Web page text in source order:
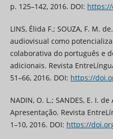
p. 125–142, 2016. DOI: https://
LINS, Élida F.; SOUZA, F. M.
audiovisual como
colaborativa do português e
adicionais. Revista
51–66, 2016. DOI: https://
NADIN, O. L.; SANDES, E. I.
Apresentação. Revista
1–10, 2016. DOI: https://